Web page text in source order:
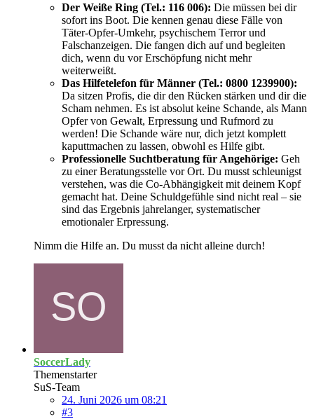
Der Weiße Ring (Tel.: 116 006): Die müssen bei dir
sofort ins Boot. Die kennen genau diese Fälle von
Täter-Opfer-Umkehr, psychischem Terror und
Falschanzeigen. Die fangen dich auf und begleiten
dich, wenn du vor Erschöpfung nicht mehr
weiterweißt.
Das Hilfetelefon für Männer (Tel.: 0800 1239900):
Da sitzen Profis, die dir den Rücken stärken und dir die
Scham nehmen. Es ist absolut keine Schande, als Mann
Opfer von Gewalt, Erpressung und Rufmord zu
werden! Die Schande wäre nur, dich jetzt komplett
kaputtmachen zu lassen, obwohl es Hilfe gibt.
Professionelle Suchtberatung für Angehörige: Geh
zu einer Beratungsstelle vor Ort. Du musst schleunigst
verstehen, was die Co-Abhängigkeit mit deinem Kopf
gemacht hat. Deine Schuldgefühle sind nicht real – sie
sind das Ergebnis jahrelanger, systematischer
emotionaler Erpressung.
Nimm die Hilfe an. Du musst da nicht alleine durch!
SoccerLady
Themenstarter
SuS-Team
24. Juni 2026 um 08:21
#3